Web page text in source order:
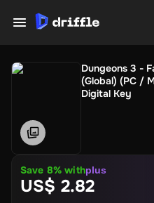
Dungeons 3 -
(Global) (PC /
Digital Key
Save 8% withplus
US$ 2.82